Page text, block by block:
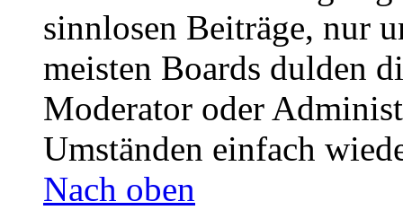
sinnlosen Beiträge, nur
meisten Boards dulden
Moderator oder
Umständen einfach
Nach oben